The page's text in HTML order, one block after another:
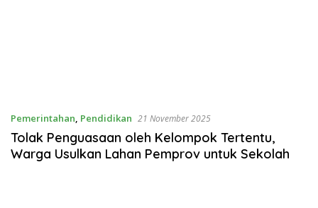
Pemerintahan, Pendidikan 21 November 2025
Tolak Penguasaan oleh Kelompok Tertentu,
Warga Usulkan Lahan Pemprov untuk Sekolah